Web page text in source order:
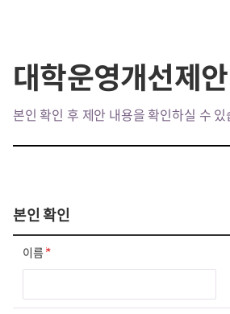
대학운영개선제안
본인 확인 후 제안 내용을 확인하실 수
본인 확인
이름 *